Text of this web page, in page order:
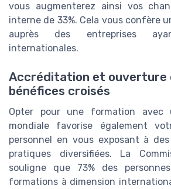
vous augmenterez ainsi vos
interne de 33%. Cela vous confère
auprès des entreprises
internationales.
Accréditation et ouverture
bénéfices croisés
Opter pour une formation avec
mondiale favorise également
personnel en vous exposant à
pratiques diversifiées. La
souligne que 73% des
formations à dimension